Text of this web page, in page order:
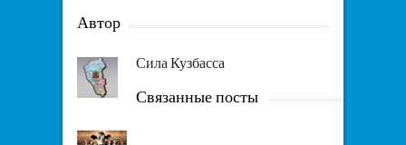
Автор
Сила Кузбасса
Связанные посты